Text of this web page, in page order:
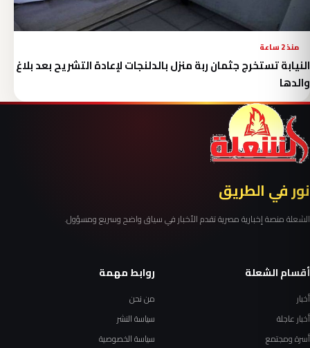
منذ 2 ساعة
النيابة تستخرج جثمان ربة منزل بالدلنجات لإعادة التشريح بعد بلاغ
والدها
نور في الطريق
الشعلة منصة إخبارية مصرية تقدم الأخبار في سياق واضح وسريع ومسؤول.
أقسام الشعلة
أخبار
أخبار عاجلة
أسرة ومجتمع
روابط مهمة
من نحن
سياسة النشر
سياسة الخصوصية